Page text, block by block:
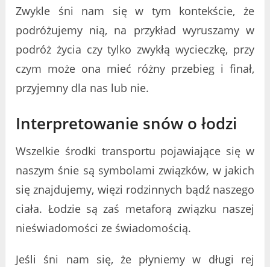
Zwykle śni nam się w tym kontekście, że
podróżujemy nią, na przykład wyruszamy w
podróż życia czy tylko zwykłą wycieczkę, przy
czym może ona mieć różny przebieg i finał,
przyjemny dla nas lub nie.
Interpretowanie snów o łodzi
Wszelkie środki transportu pojawiające się w
naszym śnie są symbolami związków, w jakich
się znajdujemy, więzi rodzinnych bądź naszego
ciała. Łodzie są zaś metaforą związku naszej
nieświadomości ze świadomością.
Jeśli śni nam się, że płyniemy w długi rej